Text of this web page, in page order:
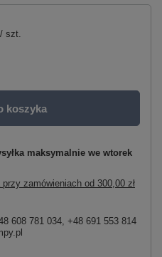
/ szt.
koszyka
maksymalnie we wtorek
zamówieniach od 300,00 zł
608 781 034, +48 691 553 814